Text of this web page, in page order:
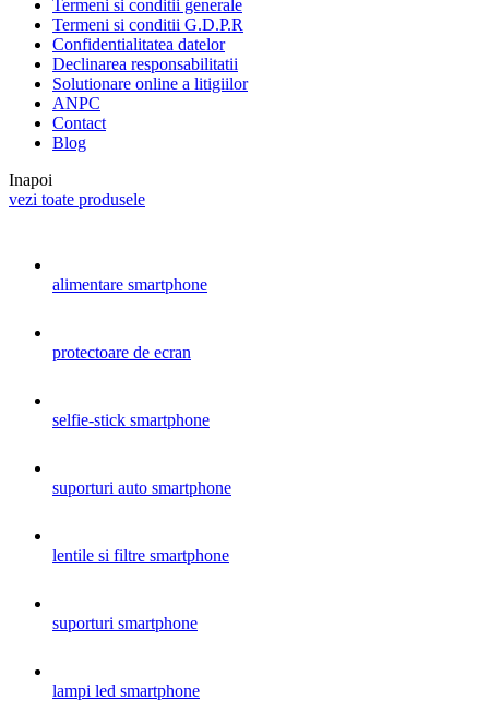
Termeni si conditii generale
Termeni si conditii G.D.P.R
Confidentialitatea datelor
Declinarea responsabilitatii
Solutionare online a litigiilor
ANPC
Contact
Blog
Inapoi
vezi toate produsele
alimentare smartphone
protectoare de ecran
selfie-stick smartphone
suporturi auto smartphone
lentile si filtre smartphone
suporturi smartphone
lampi led smartphone